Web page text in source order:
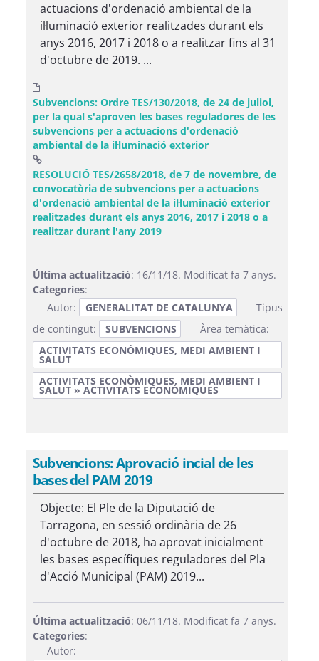
actuacions d'ordenació ambiental de la
il·luminació exterior realitzades durant els
anys 2016, 2017 i 2018 o a realitzar fins al 31
d'octubre de 2019. ...
Subvencions: Ordre TES/130/2018, de 24 de juliol,
per la qual s'aproven les bases reguladores de les
subvencions per a actuacions d'ordenació
ambiental de la il·luminació exterior
RESOLUCIÓ TES/2658/2018, de 7 de novembre, de
convocatòria de subvencions per a actuacions
d'ordenació ambiental de la il·luminació exterior
realitzades durant els anys 2016, 2017 i 2018 o a
realitzar durant l'any 2019(Obre una finestra nova)
Última actualització: 16/11/18. Modificat fa 7 anys.
Categories:
Autor:
GENERALITAT DE CATALUNYA
Tipus
de contingut:
SUBVENCIONS
Àrea temàtica:
ACTIVITATS ECONÒMIQUES, MEDI AMBIENT I
SALUT
ACTIVITATS ECONÒMIQUES, MEDI AMBIENT I
SALUT » ACTIVITATS ECONÒMIQUES
Subvencions: Aprovació incial de les
bases del PAM 2019
Objecte: El Ple de la Diputació de
Tarragona, en sessió ordinària de 26
d'octubre de 2018, ha aprovat inicialment
les bases específiques reguladores del Pla
d'Acció Municipal (PAM) 2019...
Última actualització: 06/11/18. Modificat fa 7 anys.
Categories:
Autor: